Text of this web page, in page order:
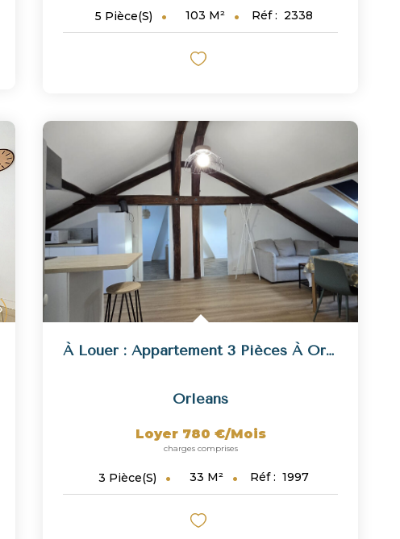
5 Pièce(s) 103 M² Réf : 2338
À Louer : Appartement 3 Pièces À Orléans
Orleans
Loyer 780 €/mois
charges comprises
3 Pièce(s) 33 M² Réf : 1997